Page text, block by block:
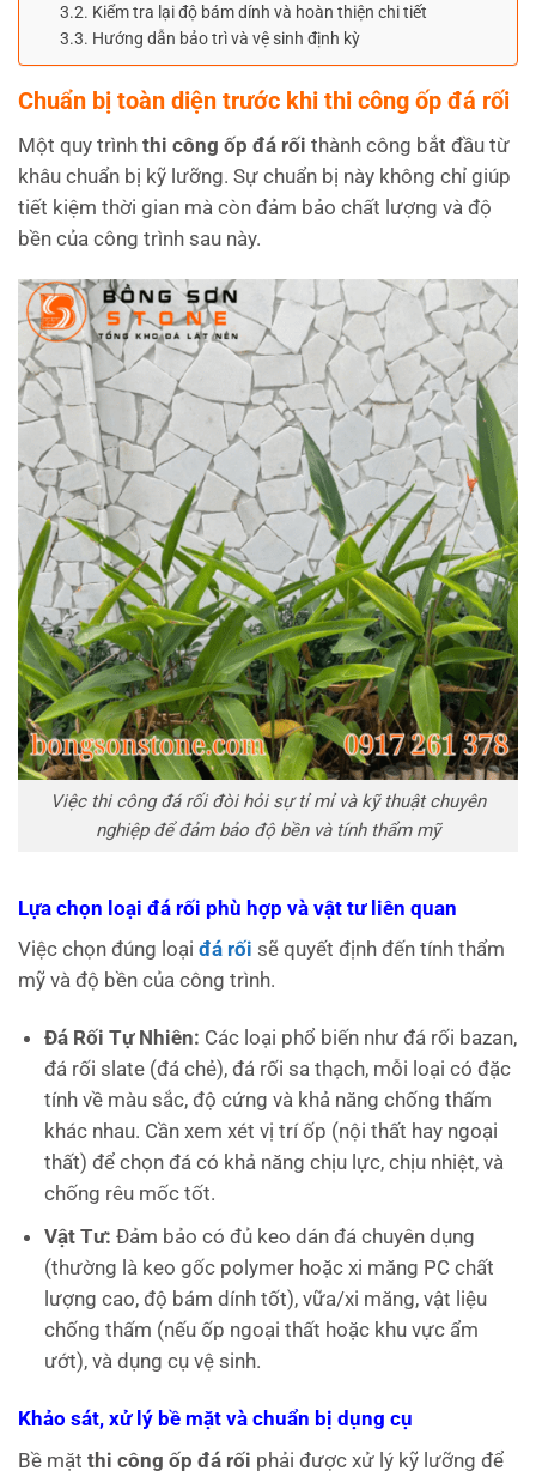
Kiểm tra lại độ bám dính và hoàn thiện chi tiết
Hướng dẫn bảo trì và vệ sinh định kỳ
Chuẩn bị toàn diện trước khi thi công ốp đá rối
Một quy trình thi công ốp đá rối thành công bắt đầu từ
khâu chuẩn bị kỹ lưỡng. Sự chuẩn bị này không chỉ giúp
tiết kiệm thời gian mà còn đảm bảo chất lượng và độ
bền của công trình sau này.
Việc thi công đá rối đòi hỏi sự tỉ mỉ và kỹ thuật chuyên
nghiệp để đảm bảo độ bền và tính thẩm mỹ
Lựa chọn loại đá rối phù hợp và vật tư liên quan
Việc chọn đúng loại đá rối sẽ quyết định đến tính thẩm
mỹ và độ bền của công trình.
Đá Rối Tự Nhiên: Các loại phổ biến như đá rối bazan,
đá rối slate (đá chẻ), đá rối sa thạch, mỗi loại có đặc
tính về màu sắc, độ cứng và khả năng chống thấm
khác nhau. Cần xem xét vị trí ốp (nội thất hay ngoại
thất) để chọn đá có khả năng chịu lực, chịu nhiệt, và
chống rêu mốc tốt.
Vật Tư: Đảm bảo có đủ keo dán đá chuyên dụng
(thường là keo gốc polymer hoặc xi măng PC chất
lượng cao, độ bám dính tốt), vữa/xi măng, vật liệu
chống thấm (nếu ốp ngoại thất hoặc khu vực ẩm
ướt), và dụng cụ vệ sinh.
Khảo sát, xử lý bề mặt và chuẩn bị dụng cụ
Bề mặt thi công ốp đá rối phải được xử lý kỹ lưỡng để